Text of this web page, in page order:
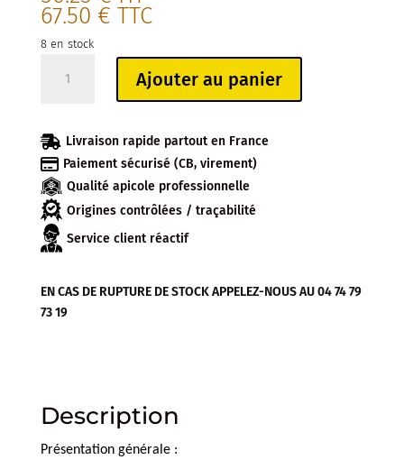
67.50 € TTC
8 en stock
COMBINAISON
TAILLE
L
Ajouter au panier
 Livraison rapide partout en France
 Paiement sécurisé (CB, virement)
Qualité apicole professionnelle
Origines contrôlées / traçabilité
Service client réactif
EN CAS DE RUPTURE DE STOCK APPELEZ-NOUS AU 04 74 79
73 19
Description
Présentation générale :